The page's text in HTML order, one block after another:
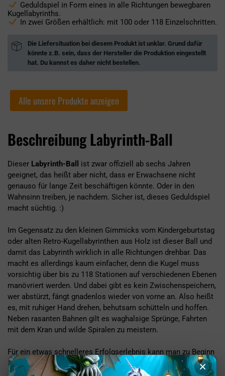
Geduldspiel in Form eines in alle Richtungen bewegbaren
Kugellabyrinths.
In zwei Größen erhältlich: mit 100 oder 118 Einzelschritten.
Die Liefersituation bei diesem Produkt ist unklar. Grund dafür
könnte z.B. sein, dass der Hersteller die Produktion eingestellt
hat. Du kannst es daher nicht bestellen.
Alle unsere Produkte anzeigen
Beschreibung Labyrinth-Ball
Dieser Labyrinth-Ball
ist zwar offiziell ab sechs Jahren
geeignet, das heißt aber nicht, dass er Erwachsene nicht
genauso für lange Zeit beschäftigen könnte. Oder in den
Wahnsinn treiben, je nachdem. Sicher ist, dieses Geduldspiel
macht süchtig. :)
Im Gegensatz zu den kleinen Gimmicks vom Kindergeburtstag
oder alten Retro-Kugellabyrinthen aus Holz ist dieser Ball und
damit das Labyrinth wirklich in alle Richtungen drehbar. Das
macht es allerdings kaum einfacher, denn die Kugel muss
vorsichtig über bis zu 118 Stationen auf verschiedenen Ebenen
manövriert werden. Und dabei gibt es kein Zwischenspeichern,
wer abstürzt, fängt gnadenlos wieder von vorne an. Also heißt
es, mit ruhiger Hand drehen, behutsam schütteln und hoffen.
Neben rasanten Bahnen gilt es waghalsige Sprünge, Fahrten
mit dem Kran und wilde Spiralen zu meistern.
Für ein etwas schnelleres Erfolgserlebnis kann man zu Beginn
auch eine kürzere Route wählen und so ein oder zwei Drittel
des Weges überspringen. Der große Ball hat insgesamt mehr
×